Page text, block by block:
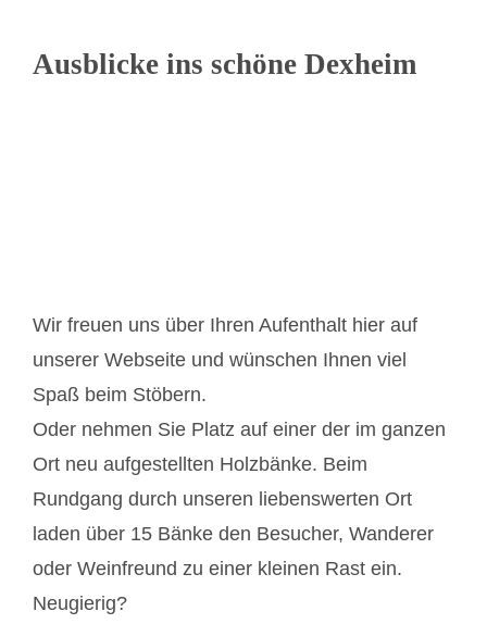
Ausblicke ins schöne Dexheim
Wir freuen uns über Ihren Aufenthalt hier auf
unserer Webseite und wünschen Ihnen viel
Spaß beim Stöbern.
Oder nehmen Sie Platz auf einer der im ganzen
Ort neu aufgestellten Holzbänke. Beim
Rundgang durch unseren liebenswerten Ort
laden über 15 Bänke den Besucher, Wanderer
oder Weinfreund zu einer kleinen Rast ein.
Neugierig?